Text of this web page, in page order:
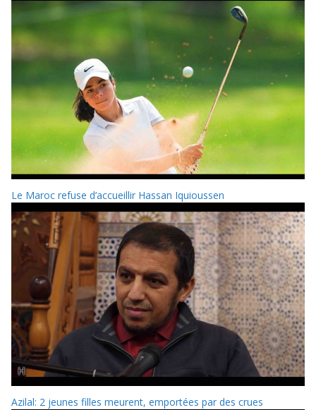
Le Maroc refuse d’accueillir Hassan Iquioussen
Azilal: 2 jeunes filles meurent, emportées par des crues